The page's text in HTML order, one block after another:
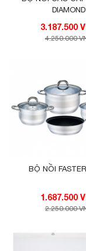
DIAMOND
4.250.000
BỘ NỒI
2.250.000